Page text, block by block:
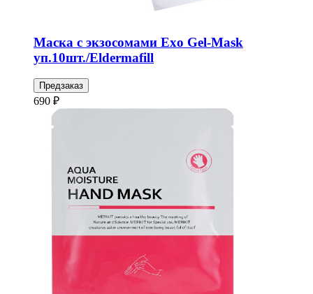
Маска с экзосомами Exo Gel-Mask
уп.10шт./Eldermafill
Предзаказ
690 ₽